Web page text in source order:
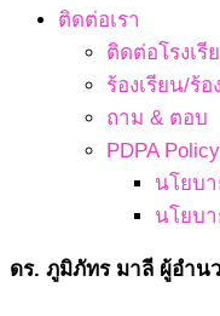
ติดต่อเรา
ติดต่อโรงเรี
ร้องเรียน/ร้อ
ถาม & ตอบ
PDPA Policy
นโยบ
นโยบา
ดร. ภูมิภัทร มาลี ผู้อำน